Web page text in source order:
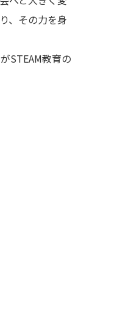
、その力を身
STEAM教育の